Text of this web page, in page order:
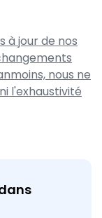
à jour de nos
nous ne
l'exhaustivité